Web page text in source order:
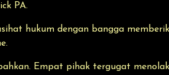
PA.
hukum dengan bangga
Empat pihak tergugat